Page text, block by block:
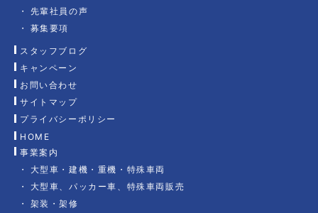
HOME
事業案内
大型車・建機・重機・特殊車両
大型車、パッカー車、特殊車両販売
架装・架修
先輩社員の声
募集要項
スタッフブログ
キャンペーン
お問い合わせ
サイトマップ
プライバシーポリシー